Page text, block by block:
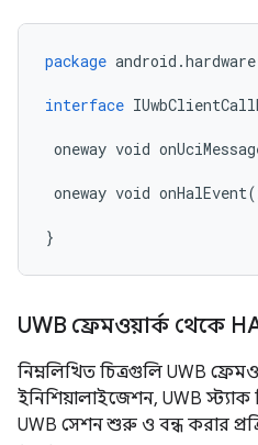
package android .hardware
interface
oneway void
oneway void onHalEvent(
}
UWB ফ্রেমওয়ার্ক থেকে
নিম্নলিখিত চিত্রগুলি UWB
ইনিশিয়ালাইজেশন, UWB
UWB সেশন শুরু ও বন্ধ করার